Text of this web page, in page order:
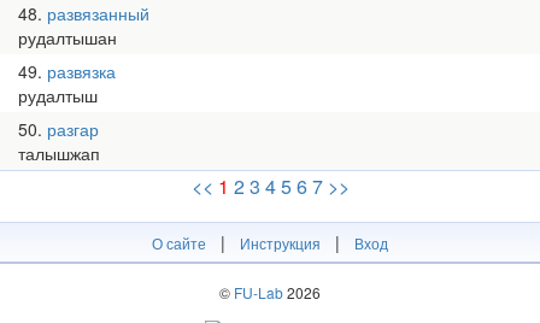
48 развязанный
рудалтышан
49 развязка
рудалтыш
50 разгар
талышжап
<< 1 23 4567 >>
О сайте | Инструкция | Вход
© FU-Lab2026